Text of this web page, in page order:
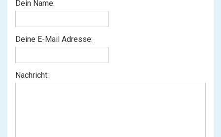
Dein Name:
Deine E-Mail Adresse:
Nachricht: